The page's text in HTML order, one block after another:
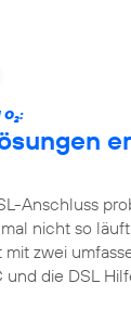
O2:
Anschluss
nicht so
mit zwei
und die DSL